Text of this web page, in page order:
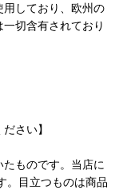
しており、欧州の
切含有されており
さい】
ものです。当店に
。目立つものは商品